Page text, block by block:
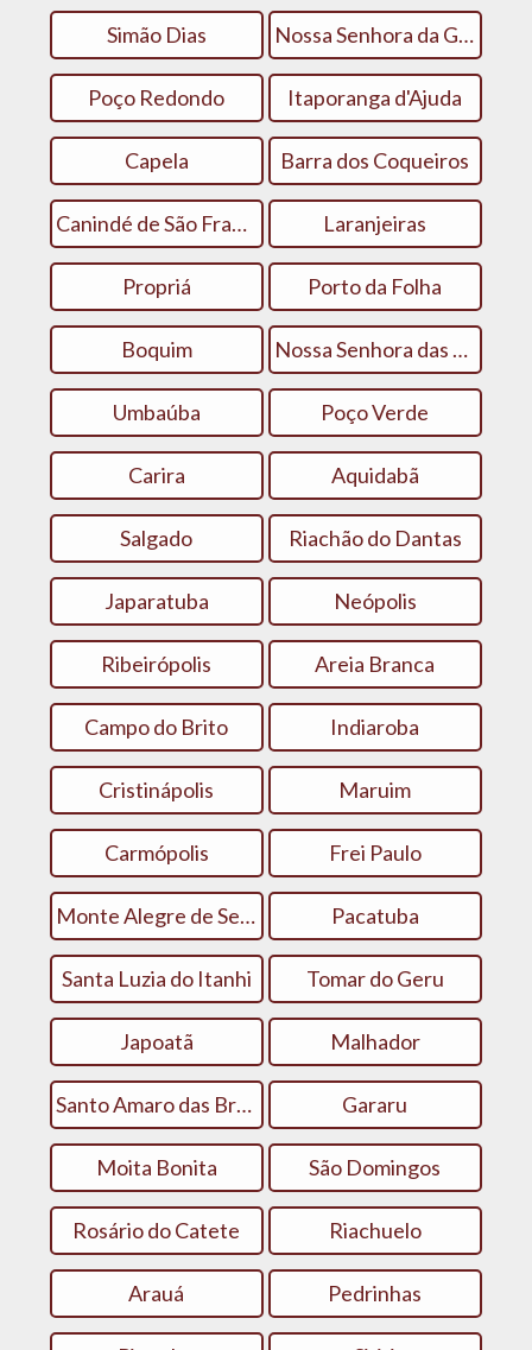
Simão Dias Nossa Senhora da Glória
Poço Redondo Itaporanga d'Ajuda
Capela Barra dos Coqueiros
Canindé de São Francisco Laranjeiras
Propriá Porto da Folha
Boquim Nossa Senhora das Dores
Umbaúba Poço Verde
Carira Aquidabã
Salgado Riachão do Dantas
Japaratuba Neópolis
Ribeirópolis Areia Branca
Campo do Brito Indiaroba
Cristinápolis Maruim
Carmópolis Frei Paulo
Monte Alegre de Sergipe Pacatuba
Santa Luzia do Itanhi Tomar do Geru
Japoatã Malhador
Santo Amaro das Brotas Gararu
Moita Bonita São Domingos
Rosário do Catete Riachuelo
Arauá Pedrinhas